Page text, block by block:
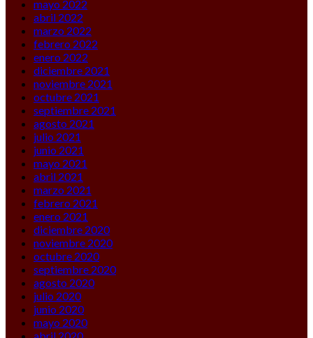
mayo 2022
abril 2022
marzo 2022
febrero 2022
enero 2022
diciembre 2021
noviembre 2021
octubre 2021
septiembre 2021
agosto 2021
julio 2021
junio 2021
mayo 2021
abril 2021
marzo 2021
febrero 2021
enero 2021
diciembre 2020
noviembre 2020
octubre 2020
septiembre 2020
agosto 2020
julio 2020
junio 2020
mayo 2020